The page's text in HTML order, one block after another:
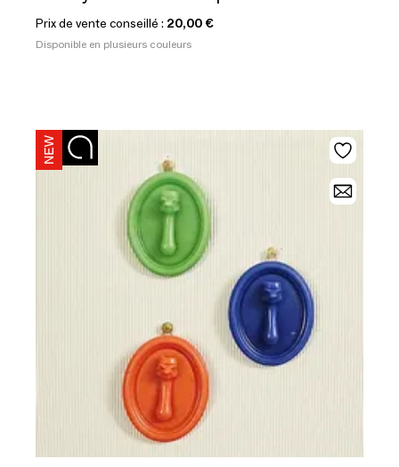
Prix de vente conseillé : 20,00 €
Disponible en plusieurs couleurs